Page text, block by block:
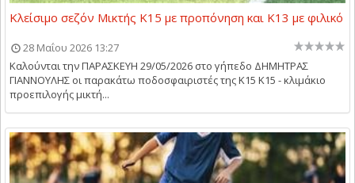
Κλείσιμο σεζόν Μικτής Κ15 με προπόνηση και Κ13 με φιλικό
28 Μαΐου 2026 13:27
Καλούνται την ΠΑΡΑΣΚΕΥΗ 29/05/2026 στο γήπεδο ΔΗΜΗΤΡΑΣ
ΓΙΑΝΝΟΥΛΗΣ οι παρακάτω ποδοσφαιριστές της Κ15 Κ15 - κλιμάκιο
προεπιλογής μικτή...